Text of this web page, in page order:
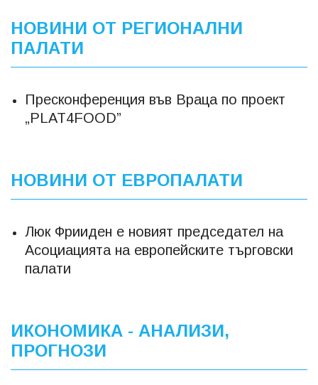
НОВИНИ ОТ РЕГИОНАЛНИ
ПАЛАТИ
Пресконференция във Враца по проект
„PLAT4FOOD”
НОВИНИ ОТ ЕВРОПАЛАТИ
Люк Фрииден е новият председател на
Асоциацията на европейските търговски
палати
ИКОНОМИКА - АНАЛИЗИ,
ПРОГНОЗИ